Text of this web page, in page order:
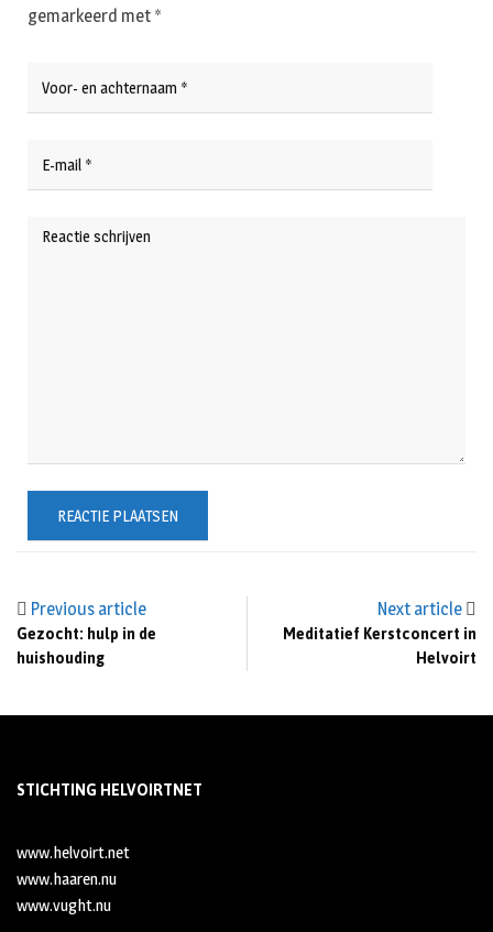
Previous article
Gezocht: hulp in de
huishouding
Next article
Meditatief Kerstconcert in
Helvoirt
gemarkeerd met *
STICHTING HELVOIRTNET
www.helvoirt.net
www.haaren.nu
www.vught.nu